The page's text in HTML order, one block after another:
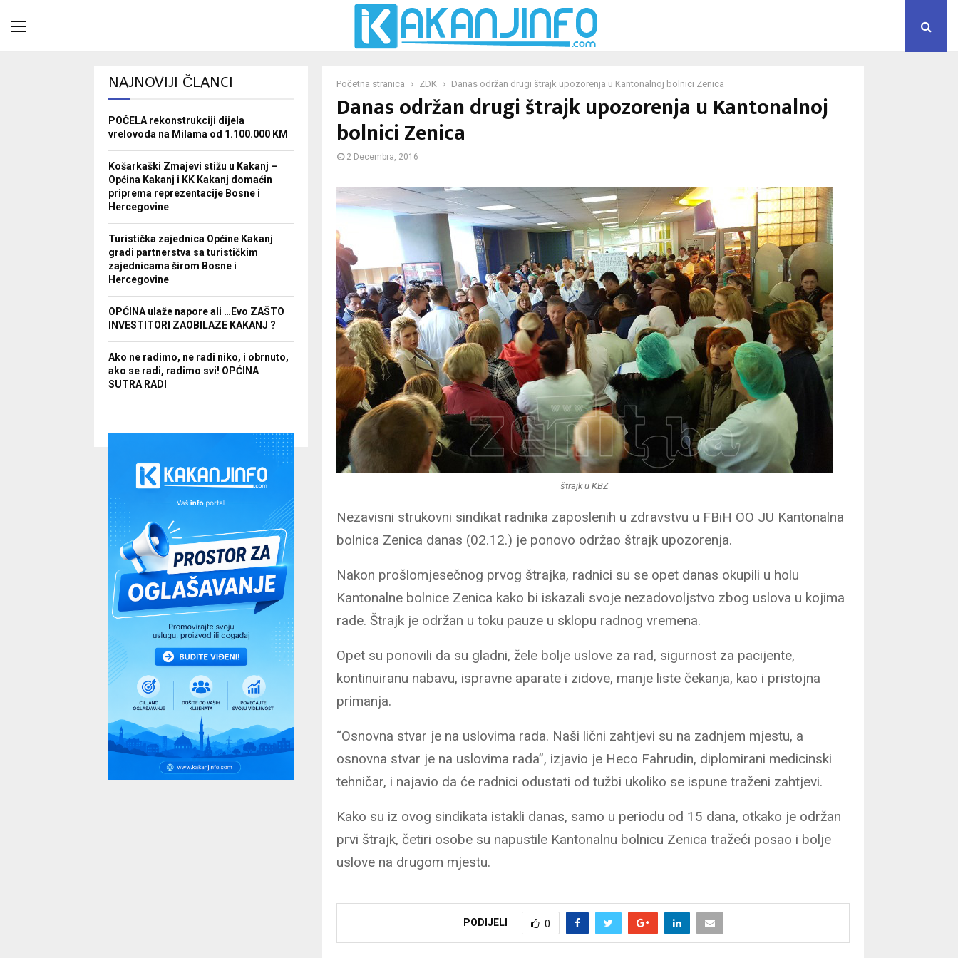
Početna stranica ZDK Danas održan drugi štrajk upozorenja u Kantonalnoj bolnici Zenica
Danas održan drugi štrajk upozorenja u Kantonalnoj
bolnici Zenica
2 Decembra, 2016
štrajk u KBZ
Nezavisni strukovni sindikat radnika zaposlenih u zdravstvu u FBiH OO JU Kantonalna
bolnica Zenica danas (02.12.) je ponovo održao štrajk upozorenja.
Nakon prošlomjesečnog prvog štrajka, radnici su se opet danas okupili u holu
Kantonalne bolnice Zenica kako bi iskazali svoje nezadovoljstvo zbog uslova u kojima
rade. Štrajk je održan u toku pauze u sklopu radnog vremena.
Opet su ponovili da su gladni, žele bolje uslove za rad, sigurnost za pacijente,
kontinuiranu nabavu, ispravne aparate i zidove, manje liste čekanja, kao i pristojna
primanja.
“Osnovna stvar je na uslovima rada. Naši lični zahtjevi su na zadnjem mjestu, a
osnovna stvar je na uslovima rada”, izjavio je Heco Fahrudin, diplomirani medicinski
tehničar, i najavio da će radnici odustati od tužbi ukoliko se ispune traženi zahtjevi.
Kako su iz ovog sindikata istakli danas, samo u periodu od 15 dana, otkako je održan
prvi štrajk, četiri osobe su napustile Kantonalnu bolnicu Zenica tražeći posao i bolje
uslove na drugom mjestu.
PODIJELI 0
NAJNOVIJI ČLANCI
POČELA rekonstrukciji dijela
vrelovoda na Milama od 1.100.000 KM
Košarkaški Zmajevi stižu u Kakanj –
Općina Kakanj i KK Kakanj domaćin
priprema reprezentacije Bosne i
Hercegovine
Turistička zajednica Općine Kakanj
gradi partnerstva sa turističkim
zajednicama širom Bosne i
Hercegovine
OPĆINA ulaže napore ali …Evo ZAŠTO
INVESTITORI ZAOBILAZE KAKANJ ?
Ako ne radimo, ne radi niko, i obrnuto,
ako se radi, radimo svi! OPĆINA
SUTRA RADI